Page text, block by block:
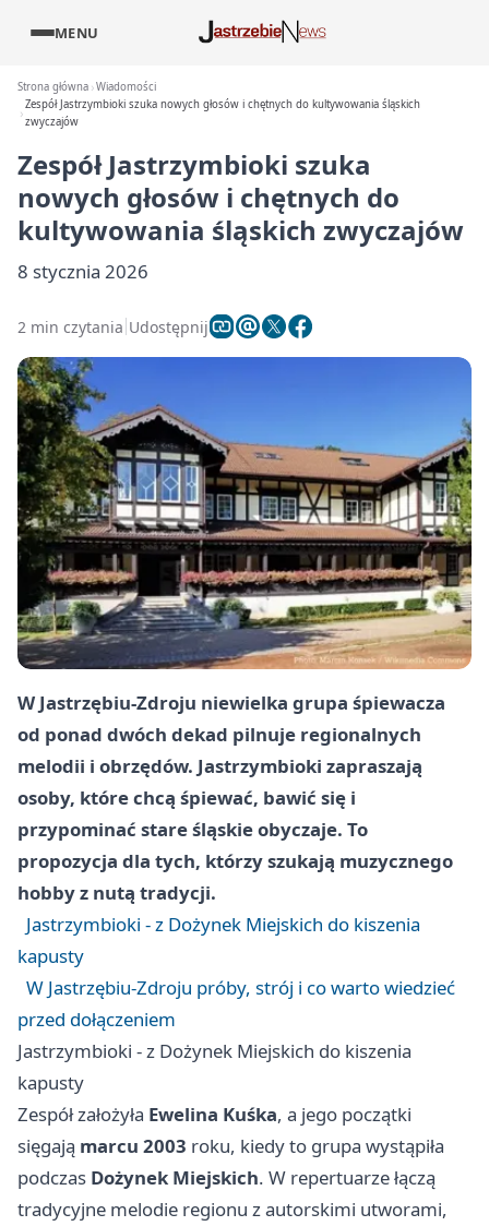
MENU
Strona główna Wiadomości
Zespół Jastrzymbioki szuka nowych głosów i chętnych do kultywowania śląskich
zwyczajów
Zespół Jastrzymbioki szuka
nowych głosów i chętnych do
kultywowania śląskich zwyczajów
8 stycznia 2026
2 min czytania Udostępnij
W Jastrzębiu-Zdroju niewielka grupa śpiewacza
od ponad dwóch dekad pilnuje regionalnych
melodii i obrzędów. Jastrzymbioki zapraszają
osoby, które chcą śpiewać, bawić się i
przypominać stare śląskie obyczaje. To
propozycja dla tych, którzy szukają muzycznego
hobby z nutą tradycji.
Jastrzymbioki - z Dożynek Miejskich do kiszenia
kapusty
W Jastrzębiu-Zdroju próby, strój i co warto wiedzieć
przed dołączeniem
Jastrzymbioki - z Dożynek Miejskich do kiszenia
kapusty
Zespół założyła Ewelina Kuśka, a jego początki
sięgają marcu 2003 roku, kiedy to grupa wystąpiła
podczas Dożynek Miejskich. W repertuarze łączą
tradycyjne melodie regionu z autorskimi utworami,